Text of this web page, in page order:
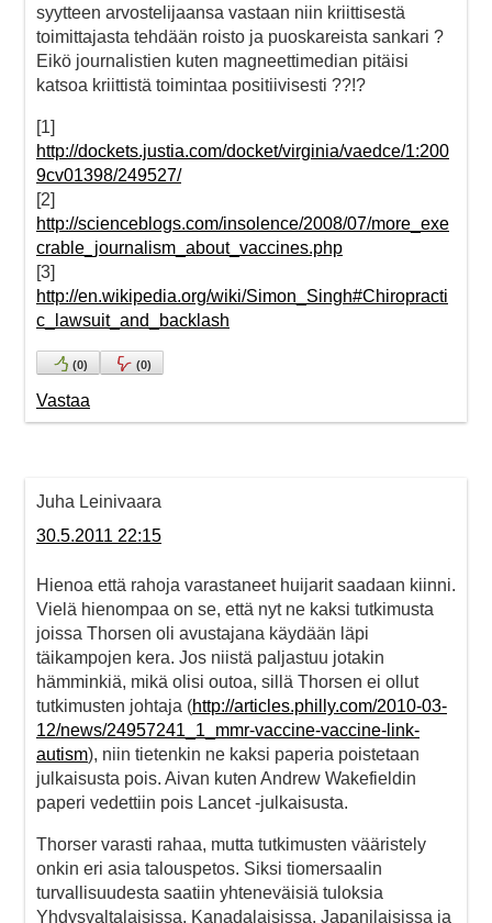
syytteen arvostelijaansa vastaan niin kriittisestä
toimittajasta tehdään roisto ja puoskareista sankari ?
Eikö journalistien kuten magneettimedian pitäisi
katsoa kriittistä toimintaa positiivisesti ??!?
[1]
http://dockets.justia.com/docket/virginia/vaedce/1:200
9cv01398/249527/
[2]
http://scienceblogs.com/insolence/2008/07/more_exe
crable_journalism_about_vaccines.php
[3]
http://en.wikipedia.org/wiki/Simon_Singh#Chiropracti
c_lawsuit_and_backlash
(0) (0)
Vastaa
Juha Leinivaara
30.5.2011 22:15
Hienoa että rahoja varastaneet huijarit saadaan kiinni.
Vielä hienompaa on se, että nyt ne kaksi tutkimusta
joissa Thorsen oli avustajana käydään läpi
täikampojen kera. Jos niistä paljastuu jotakin
hämminkiä, mikä olisi outoa, sillä Thorsen ei ollut
tutkimusten johtaja (http://articles.philly.com/2010-03-
12/news/24957241_1_mmr-vaccine-vaccine-link-
autism), niin tietenkin ne kaksi paperia poistetaan
julkaisusta pois. Aivan kuten Andrew Wakefieldin
paperi vedettiin pois Lancet -julkaisusta.
Thorser varasti rahaa, mutta tutkimusten vääristely
onkin eri asia talouspetos. Siksi tiomersaalin
turvallisuudesta saatiin yhteneväisiä tuloksia
Yhdysvaltalaisissa, Kanadalaisissa, Japanilaisissa ja